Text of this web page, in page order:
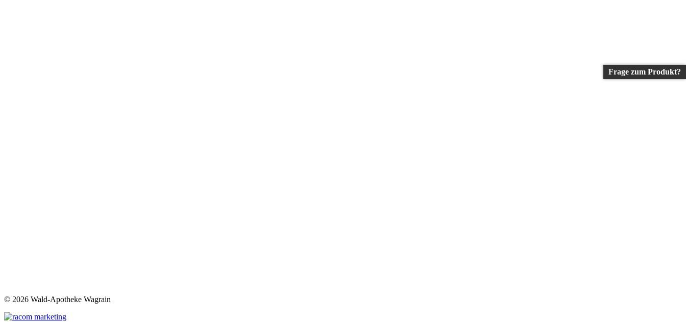
© 2026 Wald-Apotheke Wagrain
Frage zum Produkt?